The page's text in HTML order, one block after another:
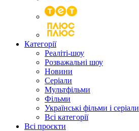
Категорії
Реаліті-шоу
Розважальні шоу
Новини
Серіали
Мультфільми
Фільми
Українські фільми і серіали
Всі категорії
Всі проєкти